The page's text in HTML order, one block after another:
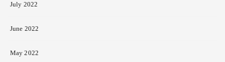
July 2022
June 2022
May 2022